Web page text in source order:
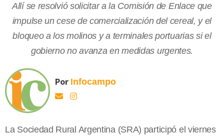
Allí se resolvió solicitar a la Comisión de Enlace que
impulse un cese de comercialización del cereal, y el
bloqueo a los molinos y a terminales portuarias si el
gobierno no avanza en medidas urgentes.
Por Infocampo
La Sociedad Rural Argentina (SRA) participó el viernes